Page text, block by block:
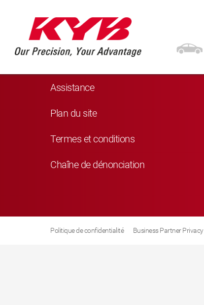
Navigation
Assistance
Plan du site
Termes et conditions
Chaîne de dénonciation
Politique de confidentialité Business Partner Privacy